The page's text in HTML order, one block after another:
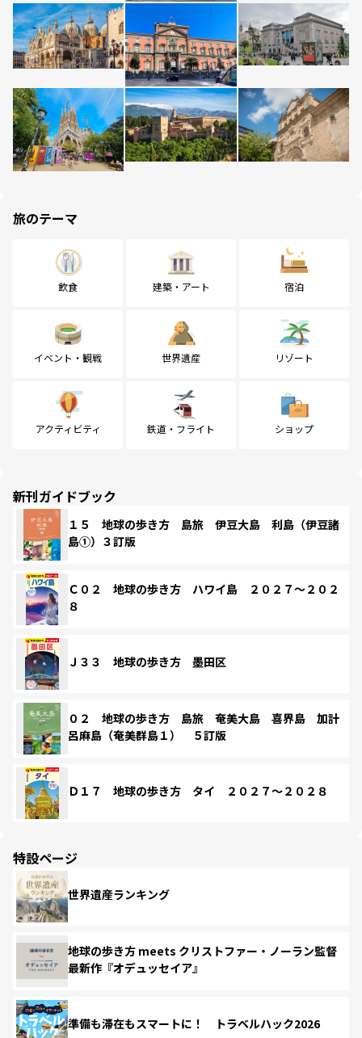
旅のテーマ
飲食 建築・アート 宿泊
イベント・観戦 世界遺産 リゾート
アクティビティ 鉄道・フライト ショップ
新刊ガイドブック
１５ 地球の歩き方 島旅 伊豆大島 利島（伊豆諸
島①）３訂版
Ｃ０２ 地球の歩き方 ハワイ島 ２０２７～２０２
８
Ｊ３３ 地球の歩き方 墨田区
０２ 地球の歩き方 島旅 奄美大島 喜界島 加計
呂麻島（奄美群島１） ５訂版
Ｄ１７ 地球の歩き方 タイ ２０２７～２０２８
特設ページ
世界遺産ランキング
地球の歩き方 meets クリストファー・ノーラン監督
最新作『オデュッセイア』
準備も滞在もスマートに！ トラベルハック2026